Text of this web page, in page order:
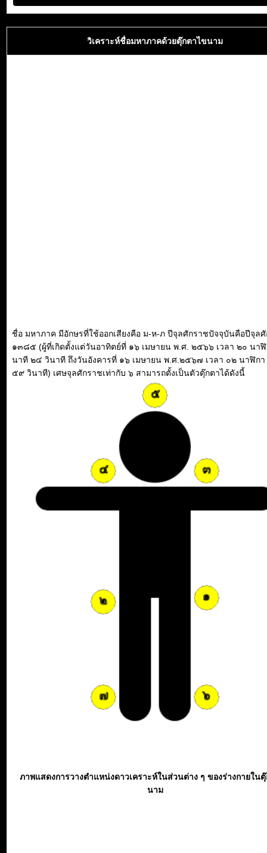
วิเคราะห์ชื่อมหาภาคด้วยตุ๊กตาไขนาม
ชื่อ มหาภาค มีอักษรที่ใช้ออกเสียงคือ ม-ห-ภ ปีจุลศักราชปัจจุบันคือปีจุล
๑๓๘๕ (ผู้ที่เกิดตั้งแต่วันอาทิตย์ที่ ๑๖ เมษายน พ.ศ. ๒๕๖๖ เวลา ๒๐ นา
นาที ๒๔ วินาที ถึงวันอังคารที่ ๑๖ เมษายน พ.ศ.๒๕๖๗ เวลา ๐๒ นาฬิก
๕๙ วินาที) เศษจุลศักราชเท่ากับ ๖ สามารถตั้งเป็นตัวตุ๊กตาได้ดังนี้
ภาพแสดงการวางตำแหน่งดาวเคราะห์ในส่วนต่าง ๆ ของร่างกายใน
นาม